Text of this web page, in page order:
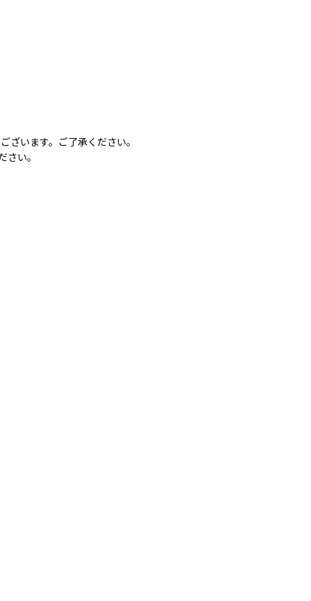
ざいます。ご了承ください。
さい。